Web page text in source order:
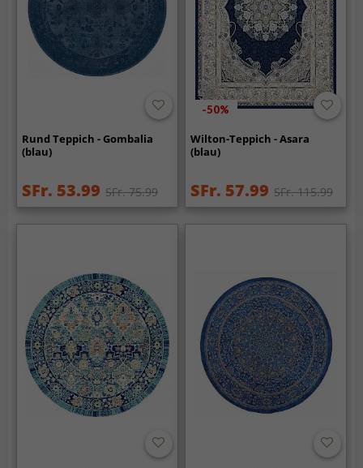
Rund Teppich - Gombalia
(blau)
SFr. 53.99 SFr. 75.99
-50%
Wilton-Teppich - Asara
(blau)
SFr. 57.99 SFr. 115.99